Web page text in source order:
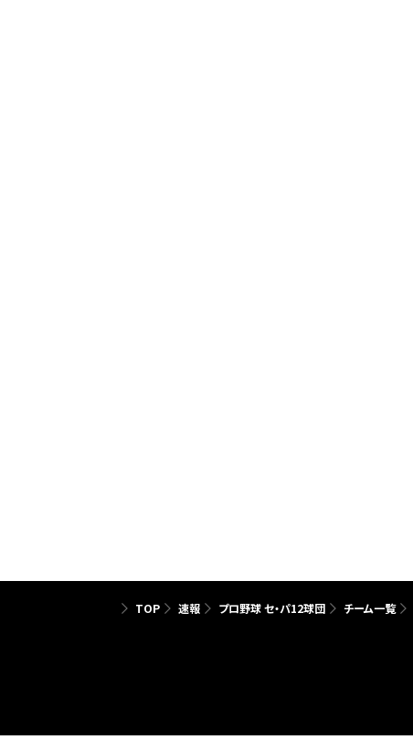
TOP 速報 プロ野球 セ・パ12球団 チーム一覧